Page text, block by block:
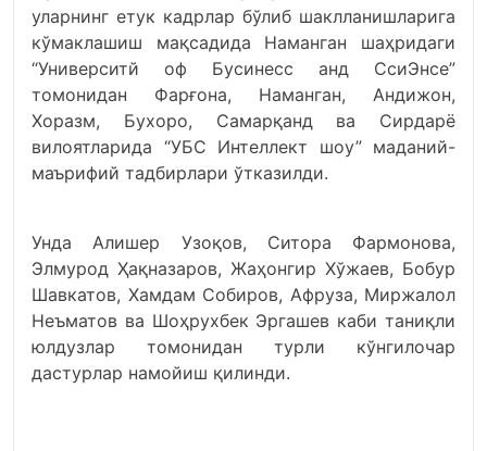
уларнинг етук кадрлар бўлиб шаклланишларига
кўмаклашиш мақсадида Наманган шаҳридаги
“Университй оф Бусинесс анд СcиЭнcе”
томонидан Фарғона, Наманган, Андижон,
Хоразм, Бухоро, Самарқанд ва Сирдарё
вилоятларида “УБС Интеллект шоу” маданий-
маърифий тадбирлари ўтказилди.
Унда Алишер Узоқов, Ситора Фармонова,
Элмурод Ҳақназаров, Жаҳонгир Хўжаев, Бобур
Шавкатов, Хамдам Собиров, Афруза, Миржалол
Неъматов ва Шоҳрухбек Эргашев каби таниқли
юлдузлар томонидан турли кўнгилочар
дастурлар намойиш қилинди.